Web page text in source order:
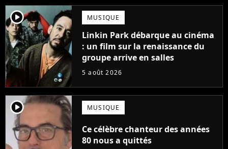
player2 MUSIQUE
Linkin Park débarque au cinéma
: un film sur la renaissance du
groupe arrive en salles
5 août 2026
player2 MUSIQUE
Ce célèbre chanteur des années
80 nous a quittés